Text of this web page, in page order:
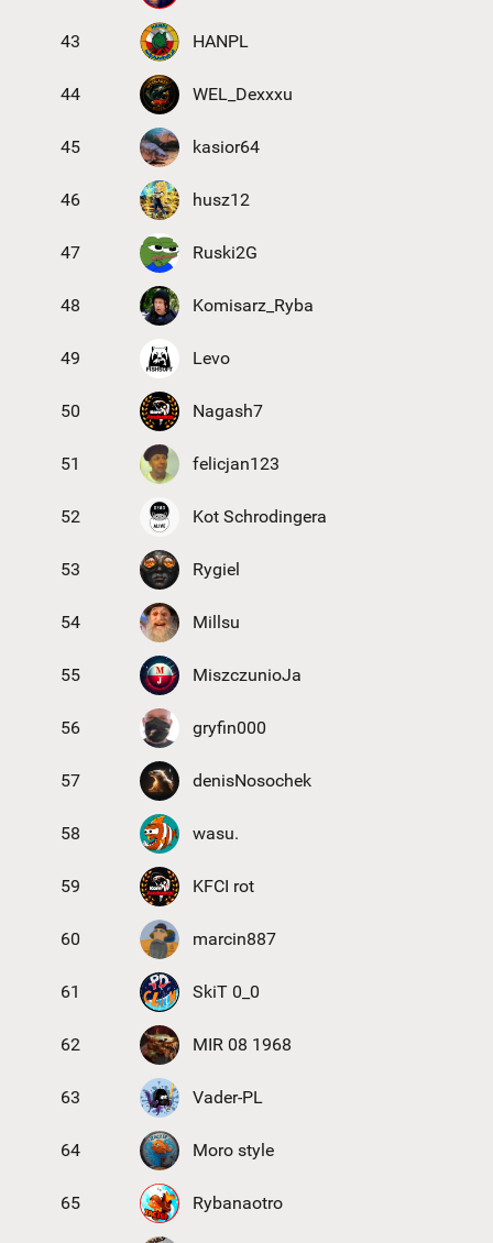
43 HANPL
44 WEL_Dexxxu
45 kasior64
46 husz12
47 Ruski2G
48 Komisarz_Ryba
49 Levo
50 Nagash7
51 felicjan123
52 Kot Schrodingera
53 Rygiel
54 Millsu
55 MiszczunioJa
56 gryfin000
57 denisNosochek
58 wasu.
59 KFCI rot
60 marcin887
61 SkiT 0_0
62 MIR 08 1968
63 Vader-PL
64 Moro style
65 Rybanaotro